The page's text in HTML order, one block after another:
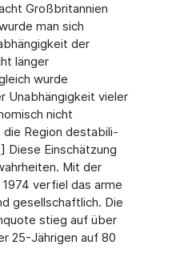
Großbritannien
man sich
der
länger
wurde
Unabhängigkeit vieler
nicht
die Region destabili­
] Diese Einschätzung
Mit der
verfiel das arme
gesellschaftlich. Die
stieg auf über
25-Jährigen auf 80